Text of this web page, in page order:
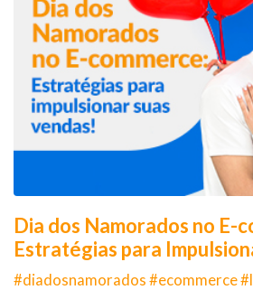
Dia dos Namorados no E-
Estratégias para
#diadosnamorados #ecommerce